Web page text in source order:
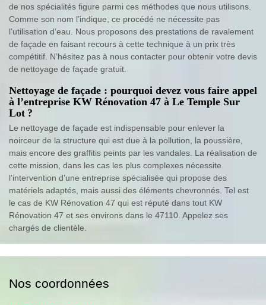
de nos spécialités figure parmi ces méthodes que nous utilisons.
Comme son nom l’indique, ce procédé ne nécessite pas
l’utilisation d’eau. Nous proposons des prestations de ravalement
de façade en faisant recours à cette technique à un prix très
compétitif. N’hésitez pas à nous contacter pour obtenir votre devis
de nettoyage de façade gratuit.
Nettoyage de façade : pourquoi devez vous faire appel
à l’entreprise KW Rénovation 47 à Le Temple Sur
Lot ?
Le nettoyage de façade est indispensable pour enlever la
noirceur de la structure qui est due à la pollution, la poussière,
mais encore des graffitis peints par les vandales. La réalisation de
cette mission, dans les cas les plus complexes nécessite
l’intervention d’une entreprise spécialisée qui propose des
matériels adaptés, mais aussi des éléments chevronnés. Tel est
le cas de KW Rénovation 47 qui est réputé dans tout KW
Rénovation 47 et ses environs dans le 47110. Appelez ses
chargés de clientèle.
Nos coordonnées